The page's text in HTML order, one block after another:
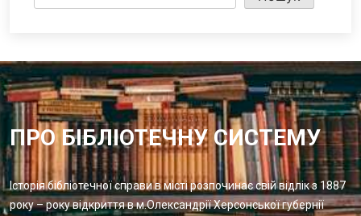
ПРО БІБЛІОТЕЧНУ СИСТЕМУ
Історія бібліотечної справи в місті розпочинає свій відлік з 1887
року – року відкриття в м.Олександрії Херсонської губернії